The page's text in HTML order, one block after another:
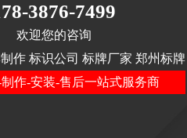
3876-7499
欢迎您的咨询
作 标识公司 标牌厂家 郑州标牌
作-安装-售后一站式服务商